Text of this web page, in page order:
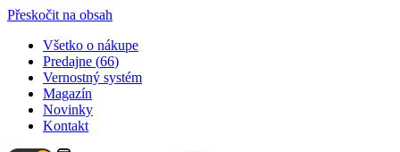
Přeskočit na obsah
Všetko o nákupe
Predajne (66)
Vernostný systém
Magazín
Novinky
Kontakt